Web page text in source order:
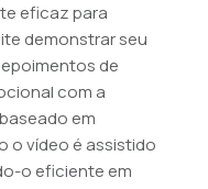
eficaz para
demonstrar seu
de
com a
em
o vídeo é assistido
o eficiente em